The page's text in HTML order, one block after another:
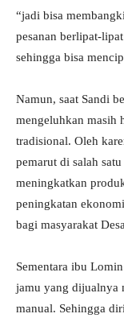
“jadi bisa
pesanan berlipat-
sehingga bisa
Namun, saat Sandi
mengeluhkan masih
tradisional. Oleh
pemarut di salah
meningkatkan
peningkatan
bagi masyarakat
Sementara ibu
jamu yang dijualnya
manual. Sehingga